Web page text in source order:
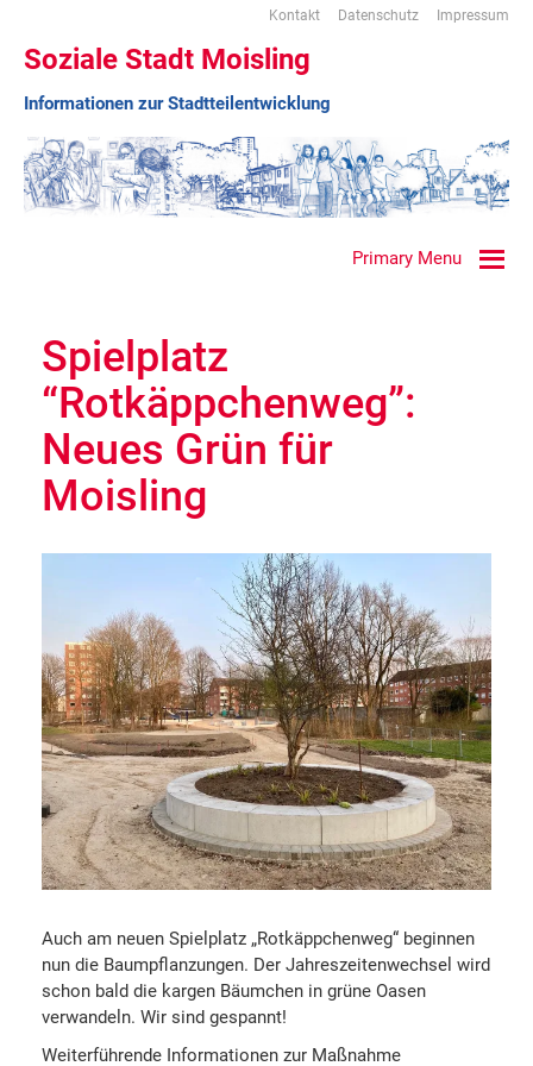
Kontakt Datenschutz Impressum
Soziale Stadt Moisling
Informationen zur Stadtteilentwicklung
Primary Menu
Spielplatz
“Rotkäppchenweg”:
Neues Grün für
Moisling
Auch am neuen Spielplatz „Rotkäppchenweg“ beginnen
nun die Baumpflanzungen. Der Jahreszeitenwechsel wird
schon bald die kargen Bäumchen in grüne Oasen
verwandeln. Wir sind gespannt!
Weiterführende Informationen zur Maßnahme